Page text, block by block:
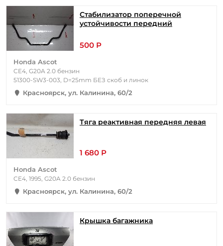
Стабилизатор поперечной
устойчивости передний
500 Р
Honda Ascot
CE4, G20A 2.0 бензин
51300-SW3-003, D=25mm БЕЗ скоб и линок
Красноярск, ул. Калинина, 60/2
Тяга реактивная передняя левая
1 680 Р
Honda Ascot
CE4, 1995, G20A 2.0 бензин
Красноярск, ул. Калинина, 60/2
Крышка багажника